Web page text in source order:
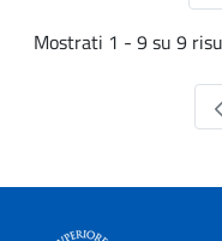
Mostrati 1 - 9 su 9